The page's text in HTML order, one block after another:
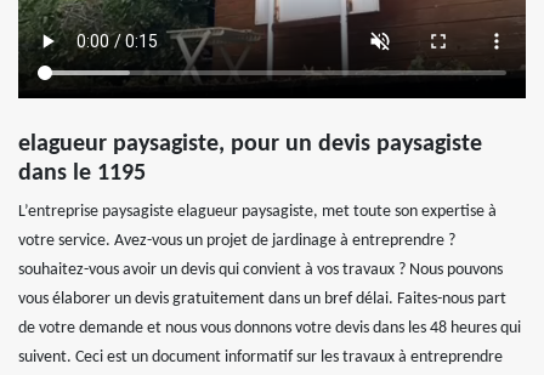
elagueur paysagiste, pour un devis paysagiste
dans le 1195
L’entreprise paysagiste elagueur paysagiste, met toute son expertise à
votre service. Avez-vous un projet de jardinage à entreprendre ?
souhaitez-vous avoir un devis qui convient à vos travaux ? Nous pouvons
vous élaborer un devis gratuitement dans un bref délai. Faites-nous part
de votre demande et nous vous donnons votre devis dans les 48 heures qui
suivent. Ceci est un document informatif sur les travaux à entreprendre